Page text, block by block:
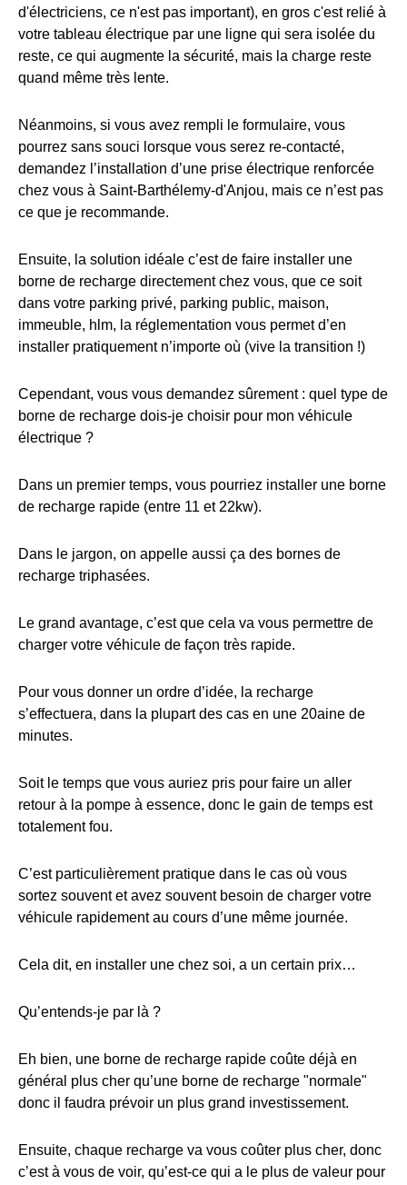
d'électriciens, ce n'est pas important), en gros c'est relié à
votre tableau électrique par une ligne qui sera isolée du
reste, ce qui augmente la sécurité, mais la charge reste
quand même très lente.
Néanmoins, si vous avez rempli le formulaire, vous
pourrez sans souci lorsque vous serez re-contacté,
demandez l’installation d’une prise électrique renforcée
chez vous à Saint-Barthélemy-d'Anjou, mais ce n’est pas
ce que je recommande.
Ensuite, la solution idéale c’est de faire installer une
borne de recharge directement chez vous, que ce soit
dans votre parking privé, parking public, maison,
immeuble, hlm, la réglementation vous permet d’en
installer pratiquement n’importe où (vive la transition !)
Cependant, vous vous demandez sûrement : quel type de
borne de recharge dois-je choisir pour mon véhicule
électrique ?
Dans un premier temps, vous pourriez installer une borne
de recharge rapide (entre 11 et 22kw).
Dans le jargon, on appelle aussi ça des bornes de
recharge triphasées.
Le grand avantage, c’est que cela va vous permettre de
charger votre véhicule de façon très rapide.
Pour vous donner un ordre d’idée, la recharge
s’effectuera, dans la plupart des cas en une 20aine de
minutes.
Soit le temps que vous auriez pris pour faire un aller
retour à la pompe à essence, donc le gain de temps est
totalement fou.
C’est particulièrement pratique dans le cas où vous
sortez souvent et avez souvent besoin de charger votre
véhicule rapidement au cours d’une même journée.
Cela dit, en installer une chez soi, a un certain prix…
Qu’entends-je par là ?
Eh bien, une borne de recharge rapide coûte déjà en
général plus cher qu’une borne de recharge "normale"
donc il faudra prévoir un plus grand investissement.
Ensuite, chaque recharge va vous coûter plus cher, donc
c’est à vous de voir, qu’est-ce qui a le plus de valeur pour